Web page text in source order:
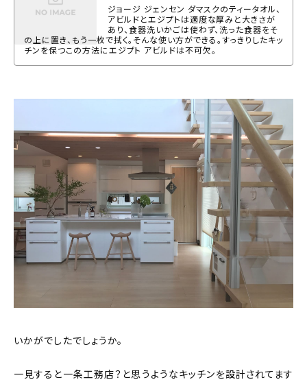
ジョージ ジェンセン ダマスクのティータオル、
アビルドとエジプトは適度な厚みと大きさが
あり、食器洗いかごは使わず、洗った食器をそ
の上に置き、もう一枚で拭く。そんな使い方ができる。すっきりしたキッ
チンを保つこの方法にエジプト アビルドは不可欠。
いかがでしたでしょうか。
一見すると一条工務店？と思うようなキッチンを設計されてます